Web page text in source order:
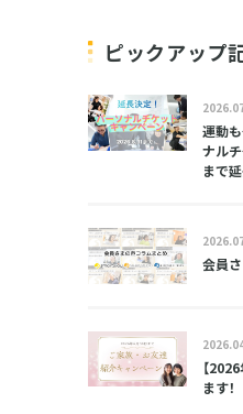
ピックアップ
運動
ナル
まで延
会員
【
ます！